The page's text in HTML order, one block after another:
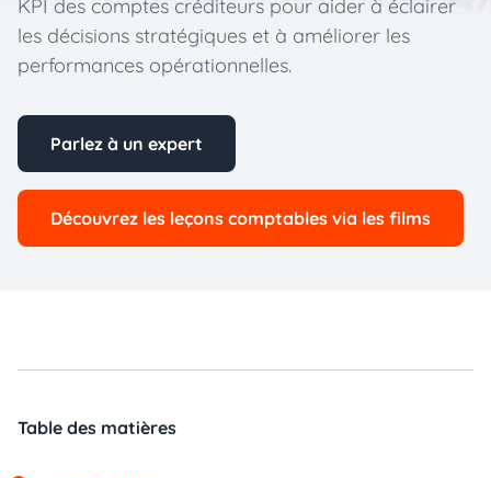
KPI des comptes créditeurs pour aider à éclairer
les décisions stratégiques et à améliorer les
performances opérationnelles.
Parlez à un expert
Découvrez les leçons comptables via les films
Table des matières